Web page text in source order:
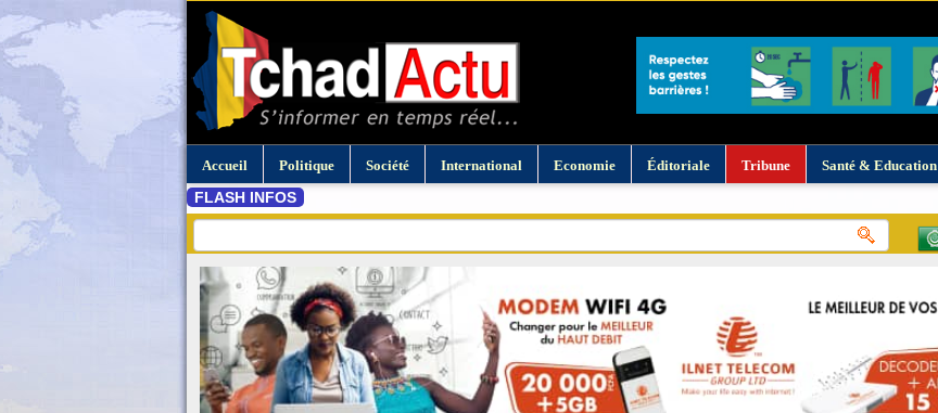
Accueil Politique Société International Economie Éditoriale Tribune Santé & Education
FLASH INFOS